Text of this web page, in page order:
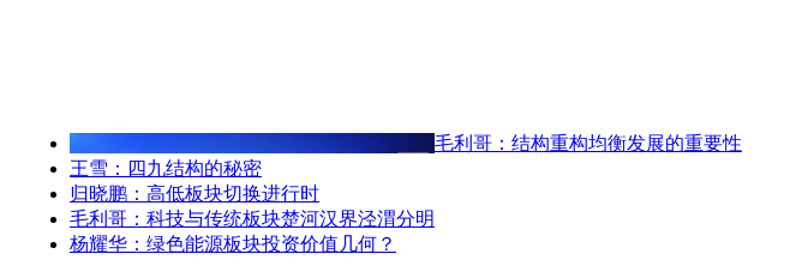
毛利哥：结构重构均衡发展的重要性
王雪：四九结构的秘密
归晓鹏：高低板块切换进行时
毛利哥：科技与传统板块楚河汉界泾渭分明
杨耀华：绿色能源板块投资价值几何？